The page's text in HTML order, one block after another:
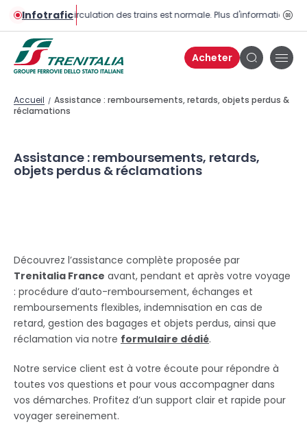
InfotraficLa circulation des trains est normale. Plus d'informations
Acheter
Bouton
recherche
Accueil / Assistance : remboursements, retards, objets perdus &
réclamations
Assistance : remboursements, retards,
objets perdus & réclamations
Découvrez l’assistance complète proposée par
Trenitalia France avant, pendant et après votre voyage
: procédure d’auto-remboursement, échanges et
remboursements flexibles, indemnisation en cas de
retard, gestion des bagages et objets perdus, ainsi que
réclamation via notre formulaire dédié.
Notre service client est à votre écoute pour répondre à
toutes vos questions et pour vous accompagner dans
vos démarches. Profitez d’un support clair et rapide pour
voyager sereinement.